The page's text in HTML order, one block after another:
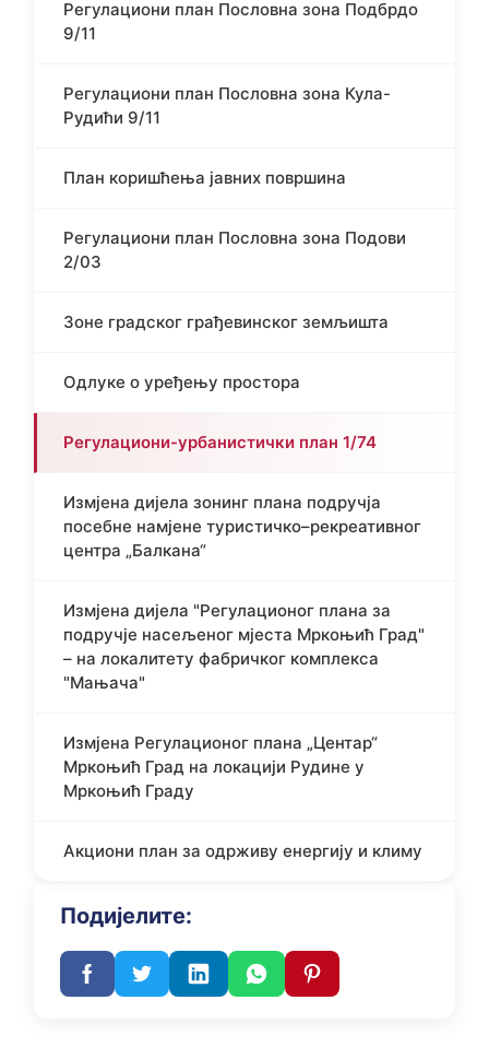
Регулациони план Пословна зона Подбрдо
9/11
Регулациони план Пословна зона Кула-
Рудићи 9/11
План коришћења јавних површина
Регулациони план Пословна зона Подови
2/03
Зоне градског грађевинског земљишта
Одлуке о уређењу простора
Регулациони-урбанистички план 1/74
Измјена дијела зонинг плана подручја
посебне намјене туристичко–рекреативног
центра „Балкана“
Измјена дијела "Регулационог плана за
подручје насељеног мјеста Мркоњић Град"
– на локалитету фабричког комплекса
"Мањача"
Измјена Регулационог плана „Центар“
Мркоњић Град на локацији Рудине у
Мркоњић Граду
Акциони план за одрживу енергију и климу
Подијелите: